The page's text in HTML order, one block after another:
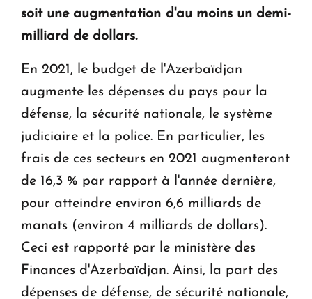
soit une augmentation d'au moins un demi-
milliard de dollars.
En 2021, le budget de l'Azerbaïdjan
augmente les dépenses du pays pour la
défense, la sécurité nationale, le système
judiciaire et la police. En particulier, les
frais de ces secteurs en 2021 augmenteront
de 16,3 % par rapport à l'année dernière,
pour atteindre environ 6,6 milliards de
manats (environ 4 milliards de dollars).
Ceci est rapporté par le ministère des
Finances d'Azerbaïdjan. Ainsi, la part des
dépenses de défense, de sécurité nationale,